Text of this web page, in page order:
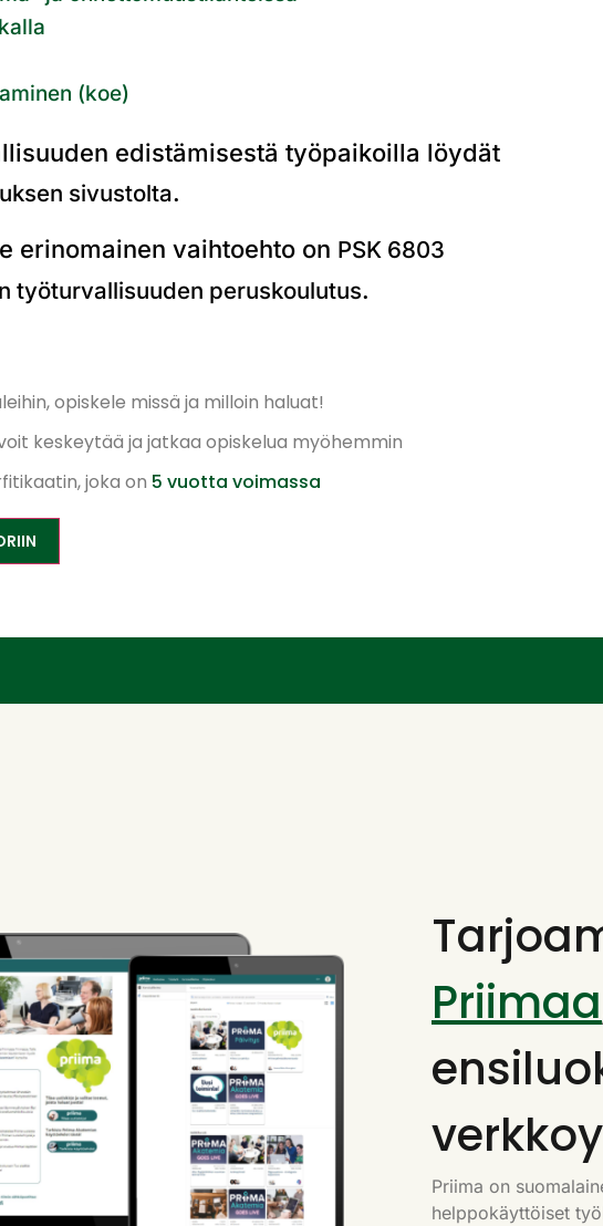
(koe)
edistämisestä työpaikoilla löydät
sivustolta.
erinomainen vaihtoehto on PSK 6803
työturvallisuuden peruskoulutus.
opiskele missä ja milloin haluat!
keskeytää ja jatkaa opiskelua myöhemmin
joka on 5 vuotta voimassa
Priimaa
Priima on
helppokäyttöiset